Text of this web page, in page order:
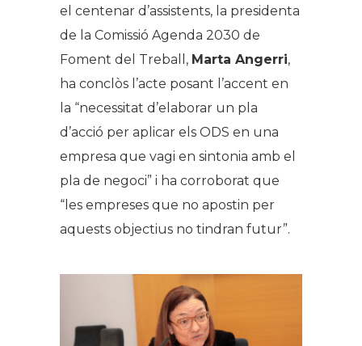
el centenar d’assistents, la presidenta
de la Comissió Agenda 2030 de
Foment del Treball, Marta Angerri,
ha conclòs l’acte posant l’accent en
la “necessitat d’elaborar un pla
d’acció per aplicar els ODS en una
empresa que vagi en sintonia amb el
pla de negoci” i ha corroborat que
“les empreses que no apostin per
aquests objectius no tindran futur”.